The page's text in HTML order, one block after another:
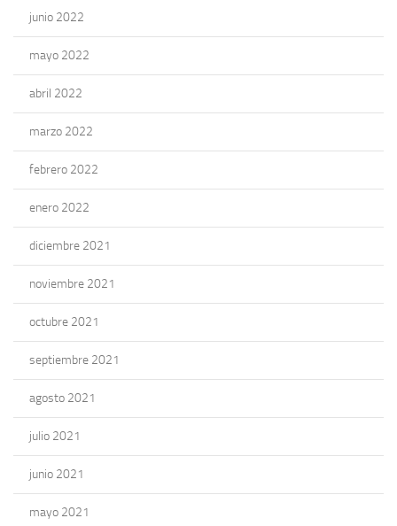
junio 2022
mayo 2022
abril 2022
marzo 2022
febrero 2022
enero 2022
diciembre 2021
noviembre 2021
octubre 2021
septiembre 2021
agosto 2021
julio 2021
junio 2021
mayo 2021